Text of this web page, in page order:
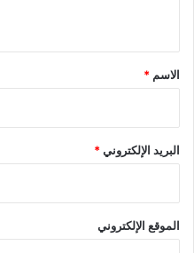
*
الاسم *
البريد الإلكتروني*
الموقع الإلكتروني